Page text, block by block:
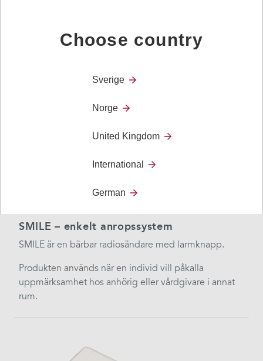
larmar om en person lämnar sängen, eller inte
återvänder till sängen inom en viss tid. ​
SMILE – enkelt anropssystem
SMILE är en bärbar radiosändare med larmknapp.​
Produkten används när en individ vill påkalla
uppmärksamhet hos anhörig eller vårdgivare i annat
rum.​
Choose country
Sverige
Norge
United Kingdom
International
German